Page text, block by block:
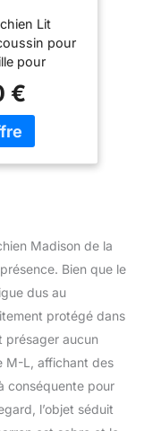
piqué
XXXL
Lit
pour
pour
griffures
au
facile
€
Madison de la
Bien que le
dus au
protégé dans
présager aucun
M-L, affichant des
conséquente pour
l’objet séduit